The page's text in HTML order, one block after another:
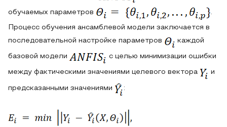
обучаемых параметров .
Процесс обучения ансамблевой модели заключается в
последовательной настройке параметров каждой
базовой модели с целью минимизации ошибки
между фактическими значениями целевого вектора и
предсказанными значениями :